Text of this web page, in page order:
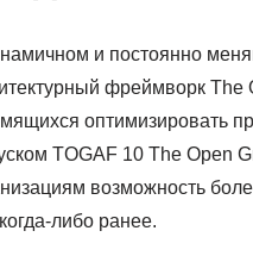
и постоянно
фреймворк The
оптимизировать
TOGAF 10 The Open
возможность
либо ранее.